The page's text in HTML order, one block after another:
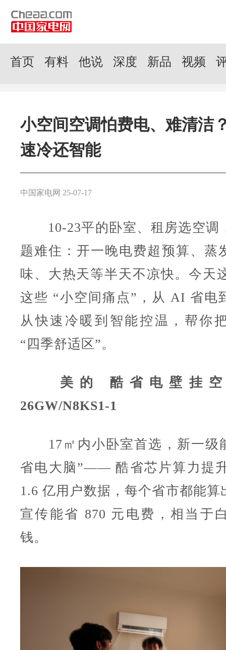
首页 有料 他说 深度 新品 视频
小空间空调怕费电、难清洁
速冷还智能
中国家电网 25-07-17
10-23平的卧室、租房选空调
题难住：开一晚电费超预算、蒸
味、大热天等半天不凉快。今天
这些 “小空间痛点”，从 AI 省电
从快速冷暖到智能控温，帮你
“四季舒适区”。
美的 酷省电壁挂空
26GW/N8KS1-1
17㎡内小卧室首选，新一级
省电大脑”—— 酷省芯片算力提
1.6 亿用户数据，每个省市都能算
宣传能省 870 元电费，相当于
钱。